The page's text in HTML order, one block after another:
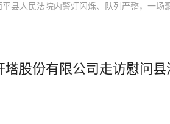
平县人民法院内警灯闪烁、队列严整，一场
塔股份有限公司走访慰问县